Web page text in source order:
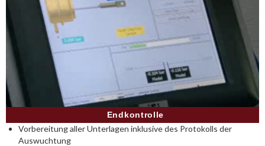
Endkontrolle
Vorbereitung aller Unterlagen inklusive des Protokolls der
Auswuchtung